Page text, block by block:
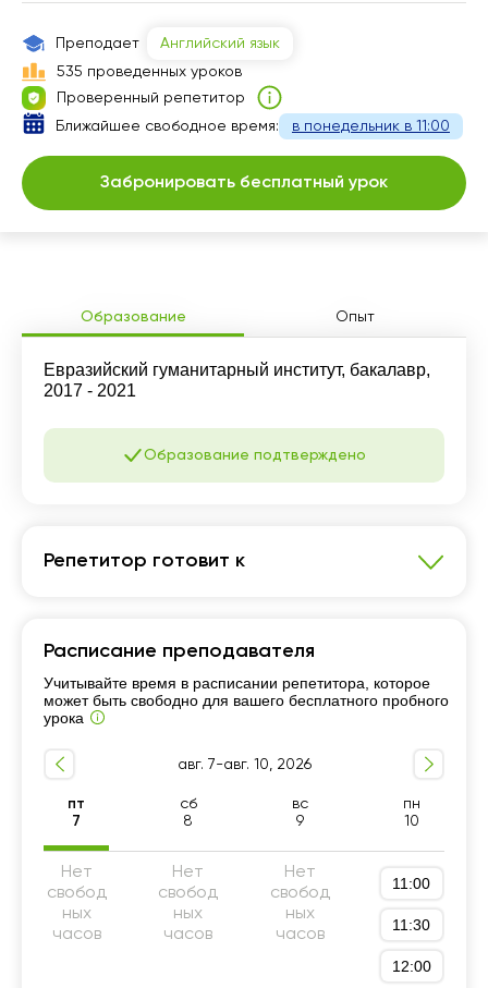
Образование Опыт
Евразийский гуманитарный институт, бакалавр,
2017 - 2021
Образование подтверждено
Репетитор готовит к
Школьная программа 5-9 классы
Школьная программа 10-11 классы
Разговорный язык
Репетитор для начинающих Грамматика
Подготовка к КТА Подготовка к НИШ
Расписание преподавателя
Учитывайте время в расписании репетитора, которое
может быть свободно для вашего бесплатного пробного
урока
авг. 7-авг. 10, 2026
пт
7
сб
8
вс
9
пн
10
Нет
свобод
ных
часов
Нет
свобод
ных
часов
Нет
свобод
ных
часов
11:00
11:30
12:00
Преподает
Английский язык
535 проведенных уроков
Проверенный репетитор
Ближайшее свободное время:
в понедельник в 11:00
Забронировать бесплатный урок